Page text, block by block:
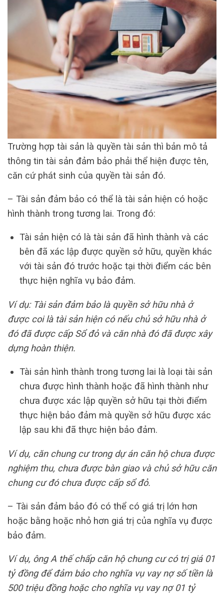
Trường hợp tài sản là quyền tài sản thì bản mô tả
thông tin tài sản đảm bảo phải thể hiện được tên,
căn cứ phát sinh của quyền tài sản đó.
– Tài sản đảm bảo có thể là tài sản hiện có hoặc
hình thành trong tương lai. Trong đó:
Tài sản hiện có là tài sản đã hình thành và các
bên đã xác lập được quyền sở hữu, quyền khác
với tài sản đó trước hoặc tại thời điểm các bên
thực hiện nghĩa vụ bảo đảm.
Ví dụ: Tài sản đảm bảo là quyền sở hữu nhà ở
được coi là tài sản hiện có nếu chủ sở hữu nhà ở
đó đã được cấp Sổ đỏ và căn nhà đó đã được xây
dựng hoàn thiện.
Tài sản hình thành trong tương lai là loại tài sản
chưa được hình thành hoặc đã hình thành như
chưa được xác lập quyền sở hữu tại thời điểm
thực hiện bảo đảm mà quyền sở hữu được xác
lập sau khi đã thực hiện bảo đảm.
Ví dụ, căn chung cư trong dự án căn hộ chưa được
nghiệm thu, chưa được bàn giao và chủ sở hữu căn
chung cư đó chưa được cấp sổ đỏ.
– Tài sản đảm bảo đó có thể có giá trị lớn hơn
hoặc bằng hoặc nhỏ hơn giá trị của nghĩa vụ được
bảo đảm.
Ví dụ, ông A thế chấp căn hộ chung cư có trị giá 01
tỷ đồng để đảm bảo cho nghĩa vụ vay nợ số tiền là
500 triệu đồng hoặc cho nghĩa vụ vay nợ 01 tỷ